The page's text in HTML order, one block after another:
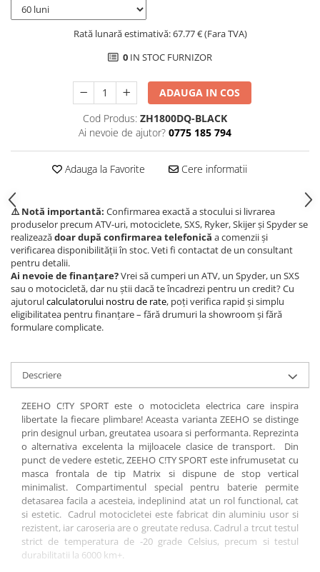
Rată lunară estimativă: 67.77 € (Fara TVA)
0 IN STOC FURNIZOR
ADAUGA IN COS
Cod Produs: ZH1800DQ-BLACK
Ai nevoie de ajutor? 0775 185 794
Adauga la Favorite Cere informatii
⚠️ Notă importantă: Confirmarea exactă a stocului si livrarea
produselor precum ATV-uri, motociclete, SXS, Ryker, Skijer și Spyder se
realizeazădoar după confirmarea telefonică a comenzii și
verificarea disponibilității în stoc. Veti fi contactat de un consultant
pentru detalii.
Ai nevoie de finanțare?Vrei să cumperi un ATV, un Spyder, un SXS
sau o motocicletă, dar nu știi dacă te încadrezi pentru un credit? Cu
ajutorulcalculatorului nostru de rate, poți verifica rapid și simplu
eligibilitatea pentru finanțare – fără drumuri la showroom și fără
formulare complicate.
Descriere
ZEEHO C!TY SPORT este o motocicleta electrica care inspira
libertate la fiecare plimbare! Aceasta varianta ZEEHO se distinge
prin designul urban, greutatea usoara si performanta. Reprezinta
o alternativa excelenta la mijloacele clasice de transport. Din
punct de vedere estetic, ZEEHO C!TY SPORT este infrumusetat cu
masca frontala de tip Matrix si dispune de stop vertical
minimalist. Compartimentul special pentru baterie permite
detasarea facila a acesteia, indeplinind atat un rol functional, cat
si estetic. Cadrul motocicletei este fabricat din aluminiu usor si
rezistent, iar caroseria are o greutate redusa. Cadrul a trcut testul
strict de temperatura de -20 grade Celsius, precum si testul
durabilitatii la 6000 km+.